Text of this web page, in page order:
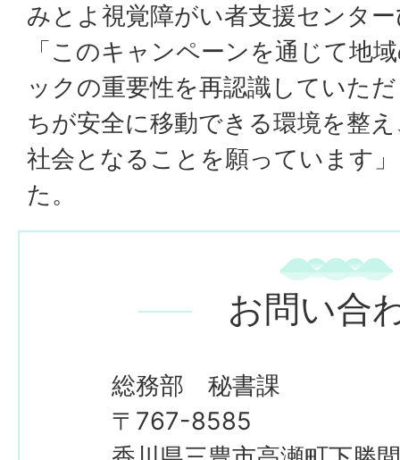
みとよ視覚障がい者支援センタ
「このキャンペーンを通じて地
ックの重要性を再認識していた
ちが安全に移動できる環境を整
社会となることを願っています
た。
お問い合
総務部 秘書課
〒767-8585